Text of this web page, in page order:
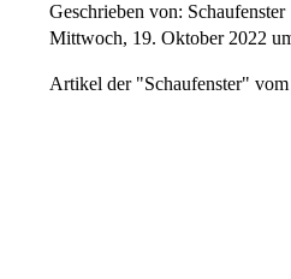
Geschrieben von: Schaufenster
Mittwoch, 19. Oktober 2022
Artikel der "Schaufenster"